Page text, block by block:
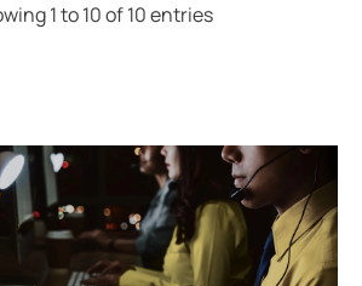
1 to 10 of 10 entries